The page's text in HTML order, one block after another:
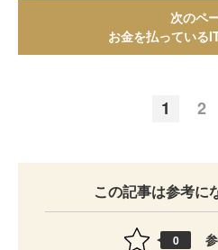
次のペ
お金を払っている
1 2
この記事は参考に
0